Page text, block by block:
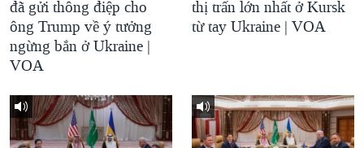
đã gửi thông điệp cho
ông Trump về ý tưởng
ngừng bắn ở Ukraine |
VOA
thị trấn lớn nhất ở Kursk
từ tay Ukraine | VOA